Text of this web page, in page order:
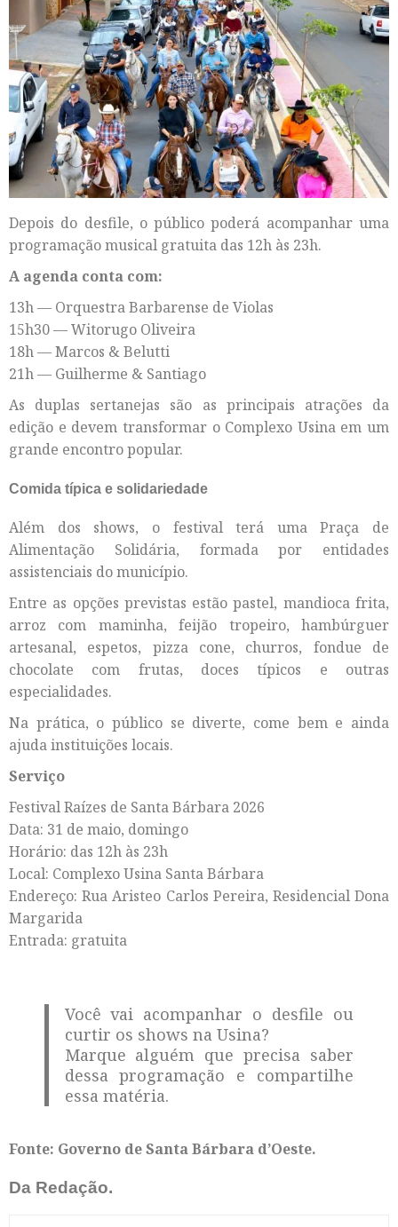
Depois do desfile, o público poderá acompanhar uma
programação musical gratuita das 12h às 23h.
A agenda conta com:
13h — Orquestra Barbarense de Violas
15h30 — Witorugo Oliveira
18h — Marcos & Belutti
21h — Guilherme & Santiago
As duplas sertanejas são as principais atrações da
edição e devem transformar o Complexo Usina em um
grande encontro popular.
Comida típica e solidariedade
Além dos shows, o festival terá uma Praça de
Alimentação Solidária, formada por entidades
assistenciais do município.
Entre as opções previstas estão pastel, mandioca frita,
arroz com maminha, feijão tropeiro, hambúrguer
artesanal, espetos, pizza cone, churros, fondue de
chocolate com frutas, doces típicos e outras
especialidades.
Na prática, o público se diverte, come bem e ainda
ajuda instituições locais.
Serviço
Festival Raízes de Santa Bárbara 2026
Data: 31 de maio, domingo
Horário: das 12h às 23h
Local: Complexo Usina Santa Bárbara
Endereço: Rua Aristeo Carlos Pereira, Residencial Dona
Margarida
Entrada: gratuita
Você vai acompanhar o desfile ou
curtir os shows na Usina?
Marque alguém que precisa saber
dessa programação e compartilhe
essa matéria.
Fonte: Governo de Santa Bárbara d’Oeste.
Da Redação.